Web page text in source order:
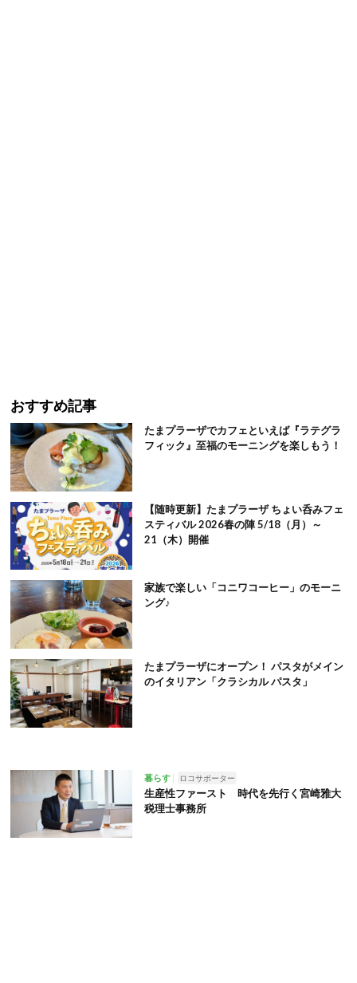
おすすめ記事
たまプラーザでカフェといえば『ラテグラ
フィック』至福のモーニングを楽しもう！
【随時更新】たまプラーザ ちょい呑みフェ
スティバル 2026春の陣 5/18（月）～
21（木）開催
家族で楽しい「コニワコーヒー」のモーニ
ング♪
たまプラーザにオープン！ パスタがメイン
のイタリアン「クラシカル パスタ」
暮らす ロコサポーター
生産性ファースト 時代を先行く宮崎雅大
税理士事務所